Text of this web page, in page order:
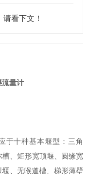
看下文！
流量计
于十种基本堰型：三角
、矩形宽顶堰、圆缘宽
、无喉道槽、梯形薄壁